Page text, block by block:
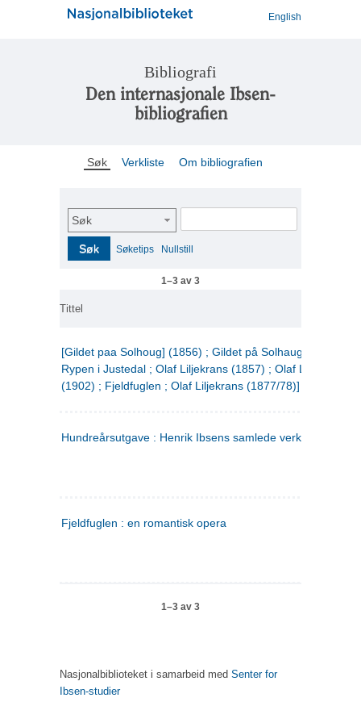
English
Bibliografi
Den internasjonale Ibsen-
bibliografien
Søk Verkliste Om bibliografien
Søk
Søk Søketips Nullstill
1–3 av 3
Tittel
[Gildet paa Solhoug] (1856) ; Gildet på Solhaug (1883) ;
Rypen i Justedal ; Olaf Liljekrans (1857) ; Olaf Liljekrans
(1902) ; Fjeldfuglen ; Olaf Liljekrans (1877/78)]
Hundreårsutgave : Henrik Ibsens samlede verker. 3
Fjeldfuglen : en romantisk opera
1–3 av 3
Nasjonalbiblioteket i samarbeid med Senter for
Ibsen-studier